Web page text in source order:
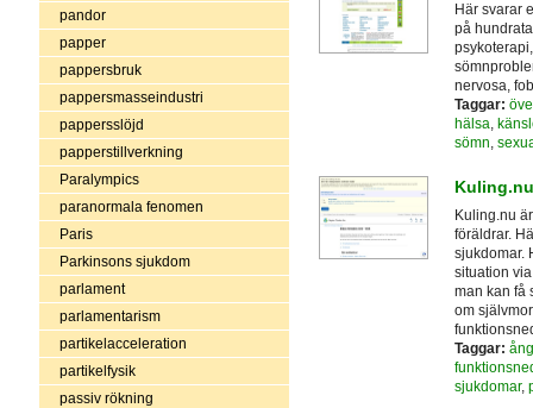
pandor
papper
pappersbruk
pappersmasseindustri
pappersslöjd
papperstillverkning
Paralympics
paranormala fenomen
Paris
Parkinsons sjukdom
parlament
parlamentarism
partikelacceleration
partikelfysik
passiv rökning
Här svarar
på
nervosa,
Taggar:
hälsa,
sömn,
Kuling.nu
föräldrar.
sjukdomar.
situation
man kan få
om
Taggar:
sjukdomar,